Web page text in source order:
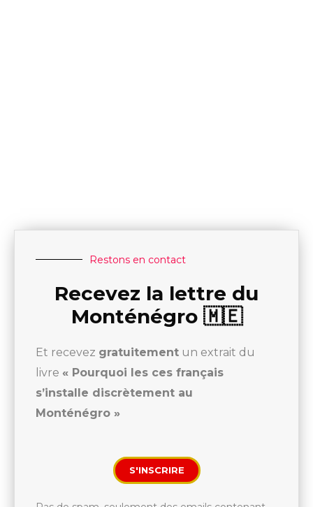
Restons en contact
Recevez la lettre du
Monténégro 🇲🇪
Et recevez gratuitement un extrait du
livre « Pourquoi les ces français
s’installe discrètement au
Monténégro »
S'INSCRIRE